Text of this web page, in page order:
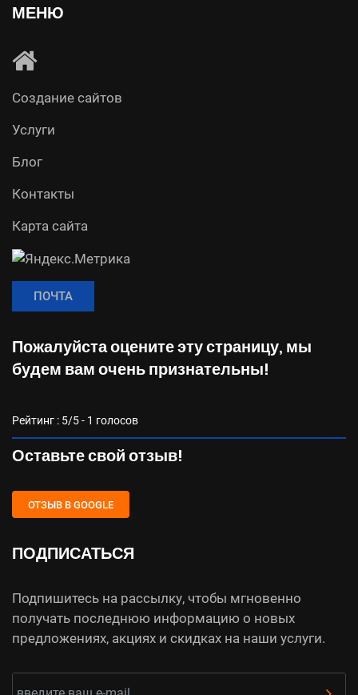
МЕНЮ
Создание сайтов
Услуги
Блог
Контакты
Карта сайта
ПОЧТА
Пожалуйста оцените эту страницу, мы
будем вам очень признательны!
Рейтинг : 5/5 - 1 голосов
Оставьте свой отзыв!
ОТЗЫВ В GOOGLE
ПОДПИСАТЬСЯ
Подпишитесь на рассылку, чтобы мгновенно
получать последнюю информацию о новых
предложениях, акциях и скидках на наши услуги.